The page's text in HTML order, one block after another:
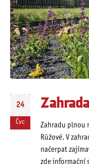
24
Čvc
Zahradu plnou
Růžové. V
načerpat
zde informační